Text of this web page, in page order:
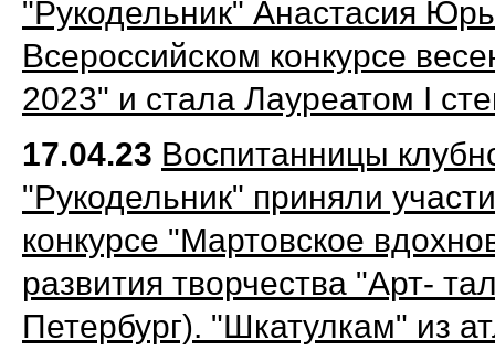
"Рукодельник" Анастасия
Всероссийском конкурсе
2023" и стала Лауреатом I
17.04.23 Воспитанницы
"Рукодельник" приняли
конкурсе "Мартовское
развития творчества "Арт-
Петербург). "Шкатулкам" из